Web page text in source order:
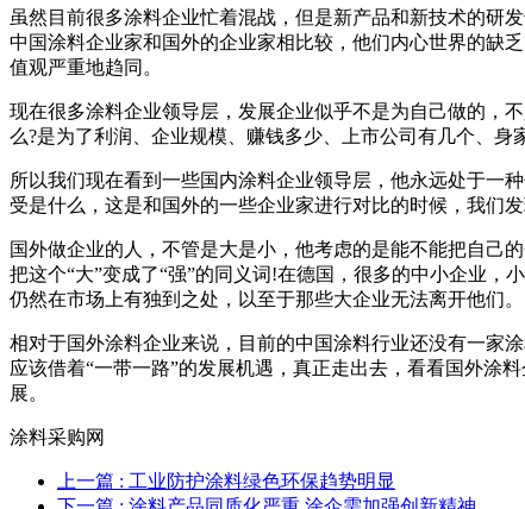
虽然目前很多涂料企业忙着混战，但是新产品和新技术的研
中国涂料企业家和国外的企业家相比较，他们内心世界的缺
值观严重地趋同。
现在很多涂料企业领导层，发展企业似乎不是为自己做的，
么?是为了利润、企业规模、赚钱多少、上市公司有几个、
所以我们现在看到一些国内涂料企业领导层，他永远处于一
受是什么，这是和国外的一些企业家进行对比的时候，我们发
国外做企业的人，不管是大是小，他考虑的是能不能把自己
把这个“大”变成了“强”的同义词!在德国，很多的中小企业
仍然在市场上有独到之处，以至于那些大企业无法离开他们。
相对于国外涂料企业来说，目前的中国涂料行业还没有一家
应该借着“一带一路”的发展机遇，真正走出去，看看国外涂
展。
涂料采购网
上一篇 : 工业防护涂料绿色环保趋势明显